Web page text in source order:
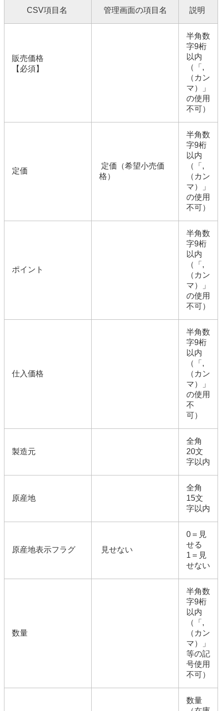
CSV項目名 管理画面の項目名 説明
販売価格
【必須】
半角数
字9桁
以内
（「,
（カン
マ）」
の使用
不可）
定価
定価（希望小売価
格）
半角数
字9桁
以内
（「,
（カン
マ）」
の使用
不可）
ポイント
半角数
字9桁
以内
（「,
（カン
マ）」
の使用
不可）
仕入価格
半角数
字9桁
以内
（「,
（カン
マ）」
の使用
不
可）
製造元
全角
20文
字以内
原産地
全角
15文
字以内
原産地表示フラグ 見せない
0＝見
せる
1＝見
せない
数量
半角数
字9桁
以内
（「,
（カン
マ）」
等の記
号使用
不可）
数量